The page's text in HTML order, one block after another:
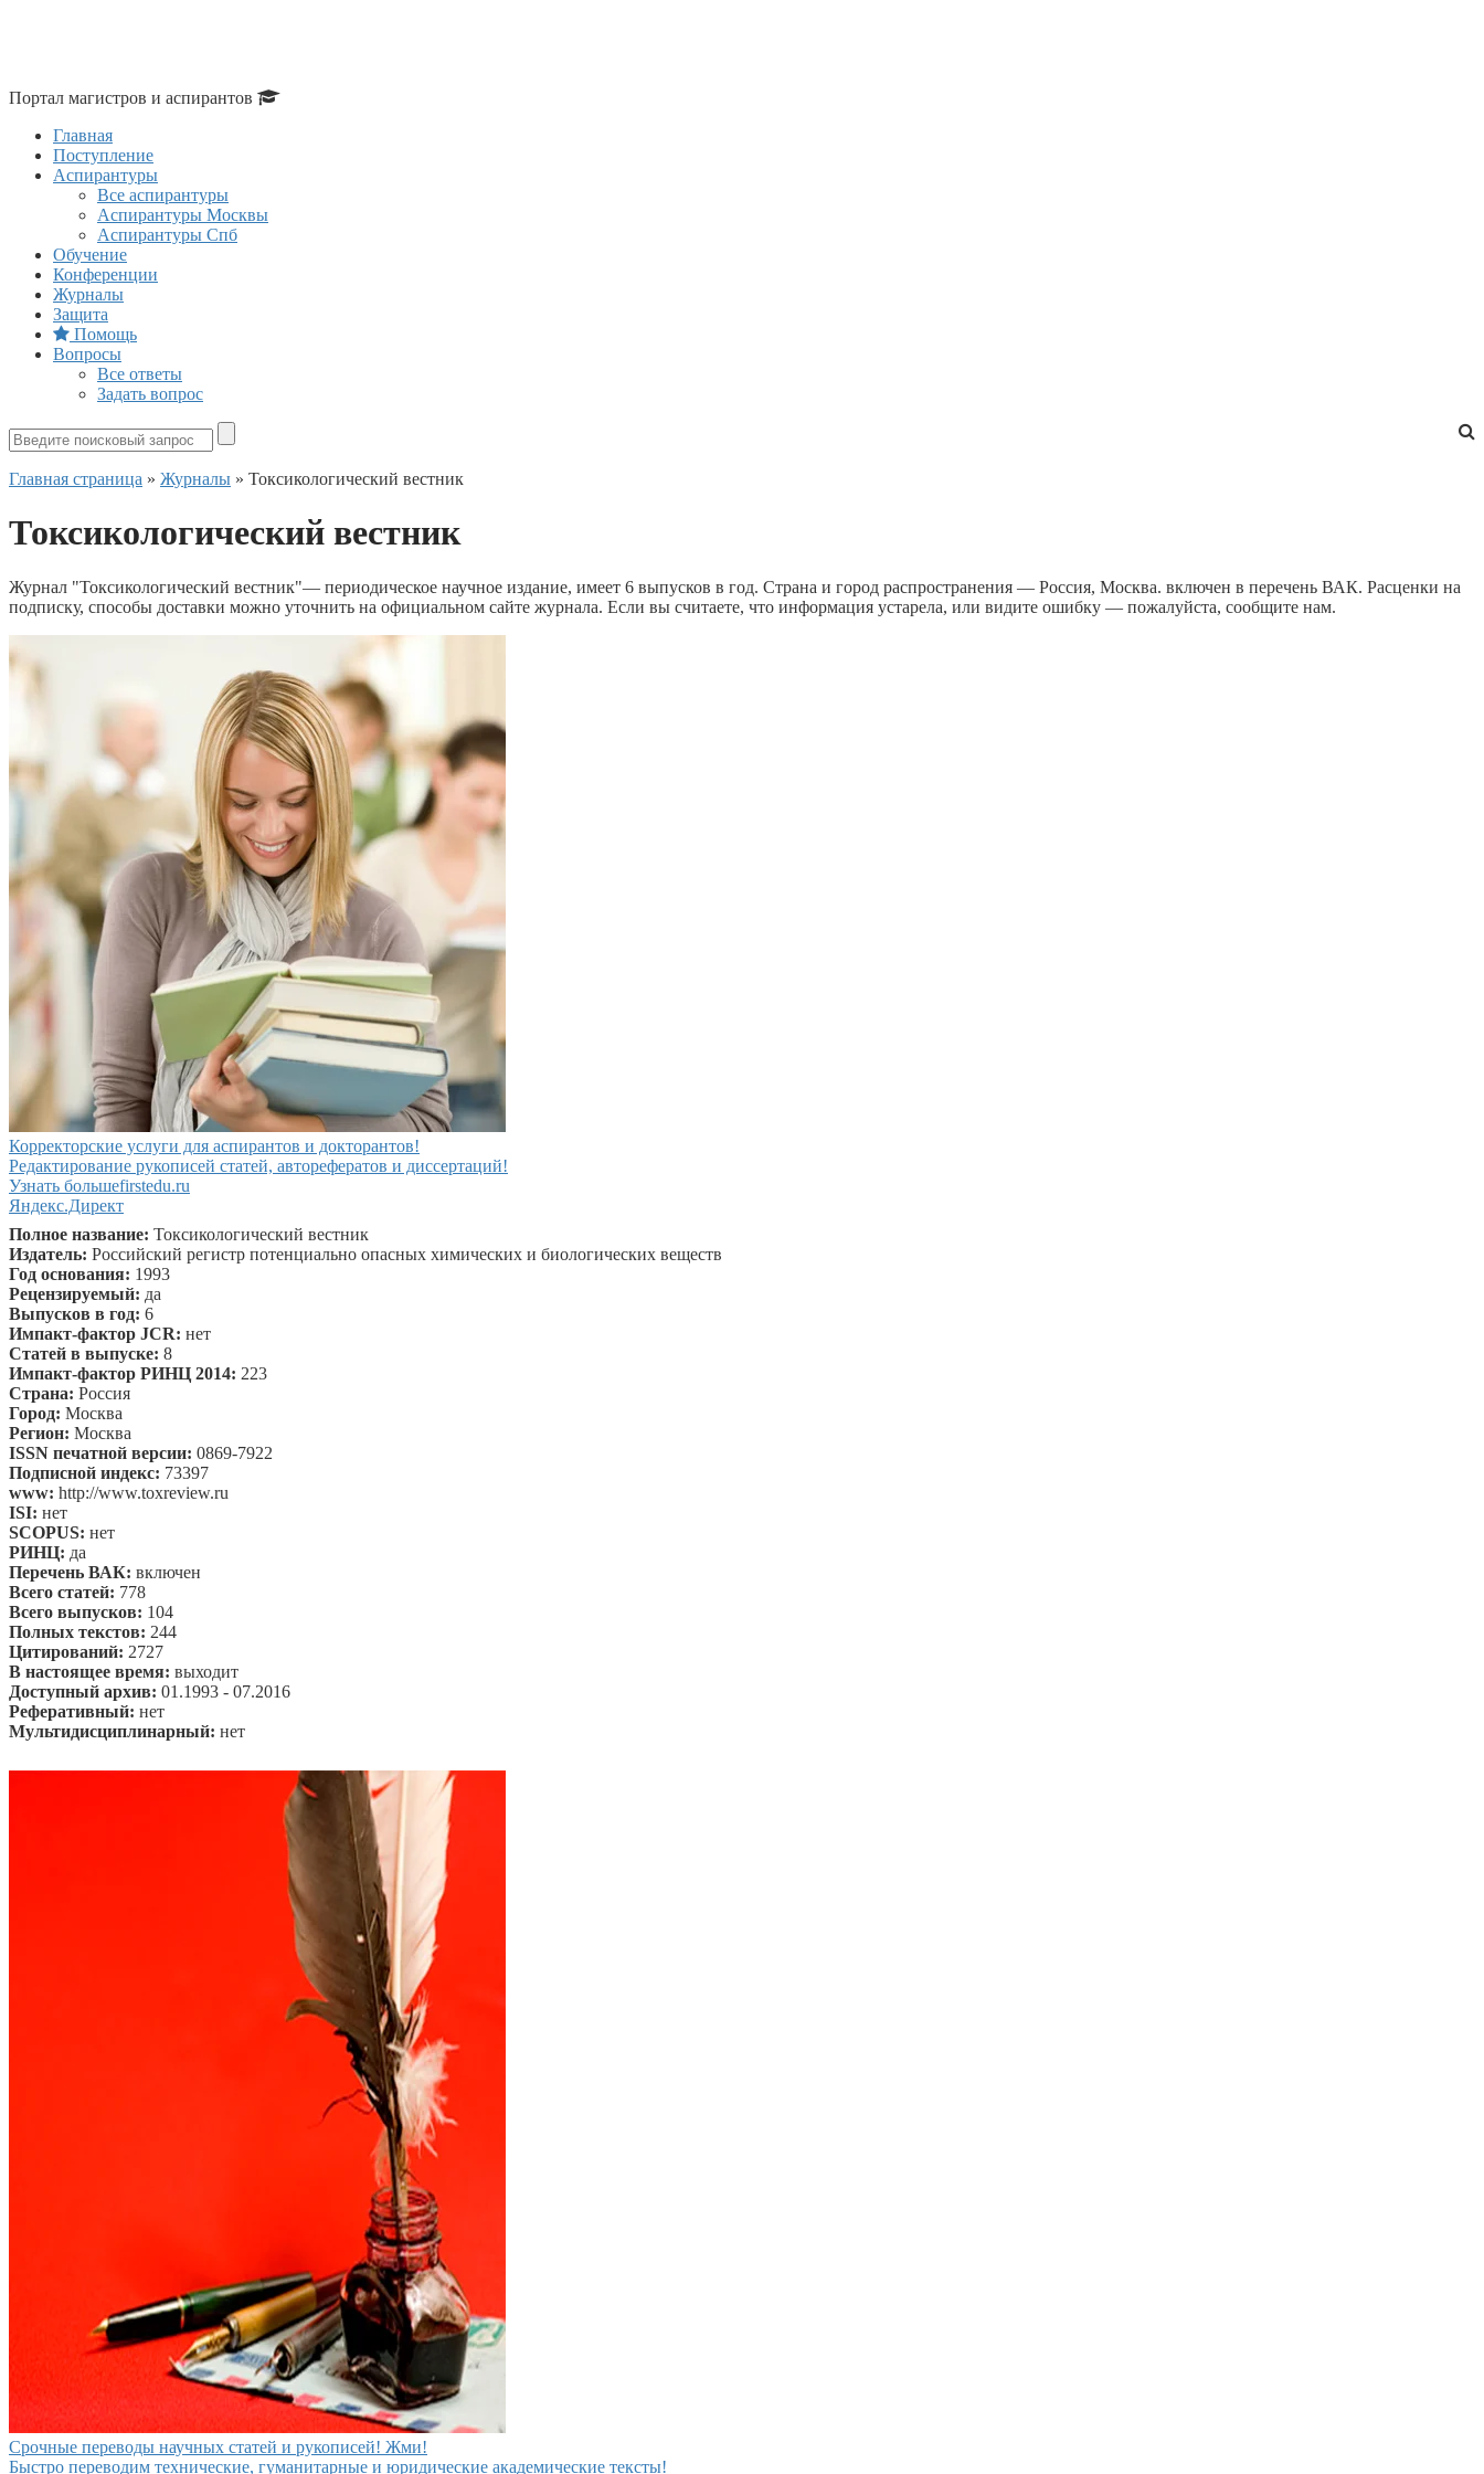
Портал магистров и аспирантов
Главная
Поступление
Аспирантуры
Все аспирантуры
Аспирантуры Москвы
Аспирантуры Спб
Обучение
Конференции
Журналы
Защита
Помощь
Вопросы
Все ответы
Задать вопрос
Главная страница » Журналы » Токсикологический вестник
Токсикологический вестник
Журнал "Токсикологический вестник"— периодическое научное издание, имеет 6 выпусков в год. Страна и город распространения — Россия, Москва. включен в перечень ВАК. Расценки на
подписку, способы доставки можно уточнить на официальном сайте журнала. Если вы считаете, что информация устарела, или видите ошибку — пожалуйста, сообщите нам.
Корректорские услуги для аспирантов и докторантов!
Редактирование рукописей статей, авторефератов и диссертаций!
Узнать большеfirstedu.ru
Яндекс.Директ
Полное название: Токсикологический вестник
Издатель: Российский регистр потенциально опасных химических и биологических веществ
Год основания: 1993
Рецензируемый: да
Выпусков в год: 6
Импакт-фактор JCR: нет
Статей в выпуске: 8
Импакт-фактор РИНЦ 2014: 223
Страна: Россия
Город: Москва
Регион: Москва
ISSN печатной версии: 0869-7922
Подписной индекс: 73397
www: http://www.toxreview.ru
ISI: нет
SCOPUS: нет
РИНЦ: да
Перечень ВАК: включен
Всего статей: 778
Всего выпусков: 104
Полных текстов: 244
Цитирований: 2727
В настоящее время: выходит
Доступный архив: 01.1993 - 07.2016
Реферативный: нет
Мультидисциплинарный: нет
Срочные переводы научных статей и рукописей! Жми!
Быстро переводим технические, гуманитарные и юридические академические тексты!